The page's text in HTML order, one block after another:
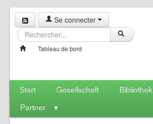
Se connecter
Tableau de bord
Start Gesellschaft Bibliothek
Partner
▼